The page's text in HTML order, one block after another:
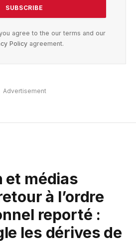
agree to the our terms and our
Policyagreement.
Advertisement
et médias
à l’ordre
reporté :
les dérives de